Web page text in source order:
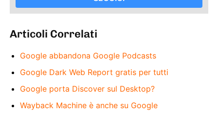
Articoli Correlati
Google abbandona Google Podcasts
Google Dark Web Report gratis per tutti
Google porta Discover sul Desktop?
Wayback Machine è anche su Google